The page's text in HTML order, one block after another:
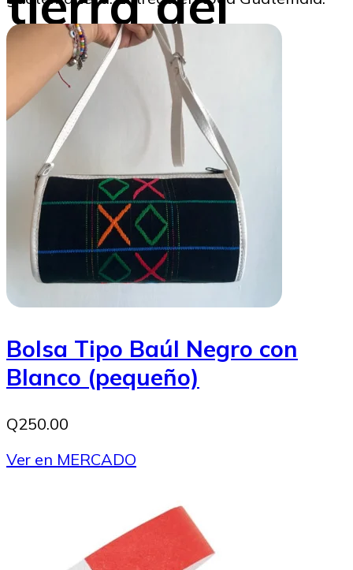
Quetzal
Beatriz Tercero
28/08/2024
Image to Credit : Pablo Galindo
Bolsa Tipo Baúl Negro con
Blanco (pequeño)
Q250.00
Ver en MERCADO